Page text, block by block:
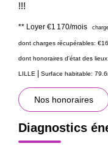
!!!
** Loyer €1 170/mois
dont charges récupérables:
dont honoraires d'état des
LILLE | Surface habitable:
Nos honoraires
Diagnostics